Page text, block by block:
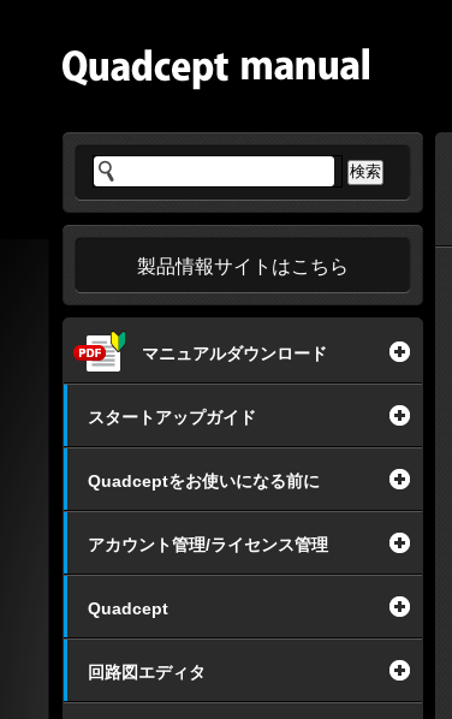
製品情報サイトはこちら
マニュアルダウンロード
スタートアップガイド
Quadceptをお使いになる前に
アカウント管理/ライセンス管理
Quadcept
回路図エディタ